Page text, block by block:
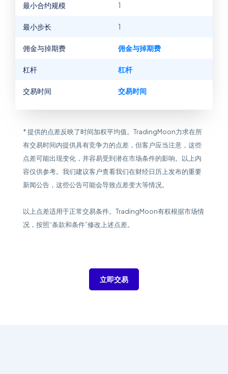
最小合约规模 1
最小步长 1
佣金与掉期费 佣金与掉期费
杠杆 杠杆
交易时间 交易时间
* 提供的点差反映了时间加权平均值。TradingMoon力求在所
有交易时间内提供具有竞争力的点差，但客户应当注意，这些
点差可能出现变化，并容易受到潜在市场条件的影响。以上内
容仅供参考。我们建议客户查看我们在财经日历上发布的重要
新闻公告，这些公告可能会导致点差变大等情况。
以上点差适用于正常交易条件。TradingMoon有权根据市场情
况，按照“条款和条件”修改上述点差。
立即交易